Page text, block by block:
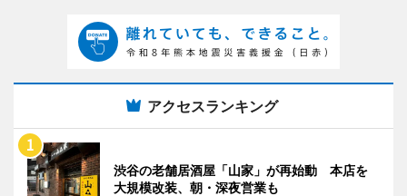
アクセスランキング
渋谷の老舗居酒屋「山家」が再始動 本店を
大規模改装、朝・深夜営業も